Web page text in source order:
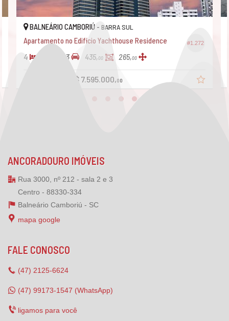
Sala de games
#1.272
BALNEÁRIO CAMBORIÚ -BARRA SUL
Apartamento no Edifício Yachthouse Residence
4 3 435, 00 265,00
R$ 7.595.000,00
ANCORADOURO IMÓVEIS
Rua 3000, nº 212 - sala 2 e 3
Centro - 88330-334
Balneário Camboriú - SC
mapa google
FALE CONOSCO
(47) 2125-6624
(47) 99173-1547 (WhatsApp)
ligamos para você